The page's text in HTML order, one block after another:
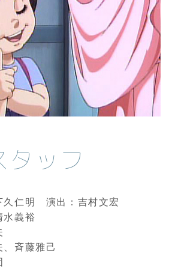
タッフ
久仁明 演出：吉村文宏
水義裕
、斉藤雅己